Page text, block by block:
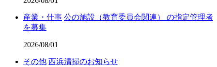
産業・仕事 公の施設（教育委員会関連） の指定管理者
を募集
2026/08/01
その他 西浜清掃のお知らせ